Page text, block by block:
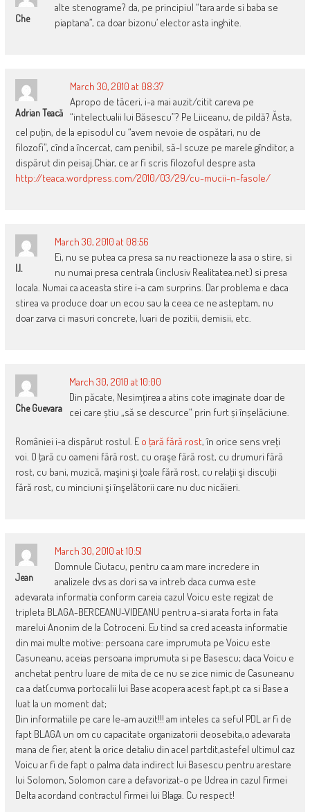
Che
alte stenograme? da, pe principiul “tara arde si baba se
piaptana”, ca doar bizonu’ elector asta inghite.
Adrian Teacă
March 30, 2010 at 08:37
Apropo de tăceri, i-a mai auzit/citit careva pe
“intelectualii lui Băsescu”? Pe Liiceanu, de pildă? Ăsta,
cel puţin, de la episodul cu “avem nevoie de ospătari, nu de
filozofi”, cînd a încercat, cam penibil, să-l scuze pe marele gînditor, a
dispărut din peisaj.Chiar, ce ar fi scris filozoful despre asta
http://teaca.wordpress.com/2010/03/29/cu-mucii-n-fasole/
I.I.
March 30, 2010 at 08:56
Ei, nu se putea ca presa sa nu reactioneze la asa o stire, si
nu numai presa centrala (inclusiv Realitatea.net) si presa
locala. Numai ca aceasta stire i-a cam surprins. Dar problema e daca
stirea va produce doar un ecou sau la ceea ce ne asteptam, nu
doar zarva ci masuri concrete, luari de pozitii, demisii, etc.
Che Guevara
March 30, 2010 at 10:00
Din păcate, Nesimțirea a atins cote imaginate doar de
cei care știu „să se descurce“ prin furt și înșelăciune.
României i-a dispărut rostul. E o ţară fără rost, în orice sens vreţi
voi. O ţară cu oameni fără rost, cu oraşe fără rost, cu drumuri fără
rost, cu bani, muzică, maşini şi ţoale fără rost, cu relaţii şi discuţii
fără rost, cu minciuni şi înşelătorii care nu duc nicăieri.
Jean
March 30, 2010 at 10:51
Domnule Ciutacu, pentru ca am mare incredere in
analizele dvs as dori sa va intreb daca cumva este
adevarata informatia conform careia cazul Voicu este regizat de
tripleta BLAGA-BERCEANU-VIDEANU pentru a-si arata forta in fata
marelui Anonim de la Cotroceni. Eu tind sa cred aceasta informatie
din mai multe motive: persoana care imprumuta pe Voicu este
Casuneanu, aceias persoana imprumuta si pe Basescu; daca Voicu e
anchetat pentru luare de mita de ce nu se zice nimic de Casuneanu
ca a dat(cumva portocalii lui Base acopera acest fapt,pt ca si Base a
luat la un moment dat;
Din informatiile pe care le-am auzit!!! am inteles ca seful PDL ar fi de
fapt BLAGA un om cu capacitate organizatorii deosebita,o adevarata
mana de fier, atent la orice detaliu din acel partdit,astefel ultimul caz
Voicu ar fi de fapt o palma data indirect lui Basescu pentru arestare
lui Solomon, Solomon care a defavorizat-o pe Udrea in cazul firmei
Delta acordand contractul firmei lui Blaga. Cu respect!